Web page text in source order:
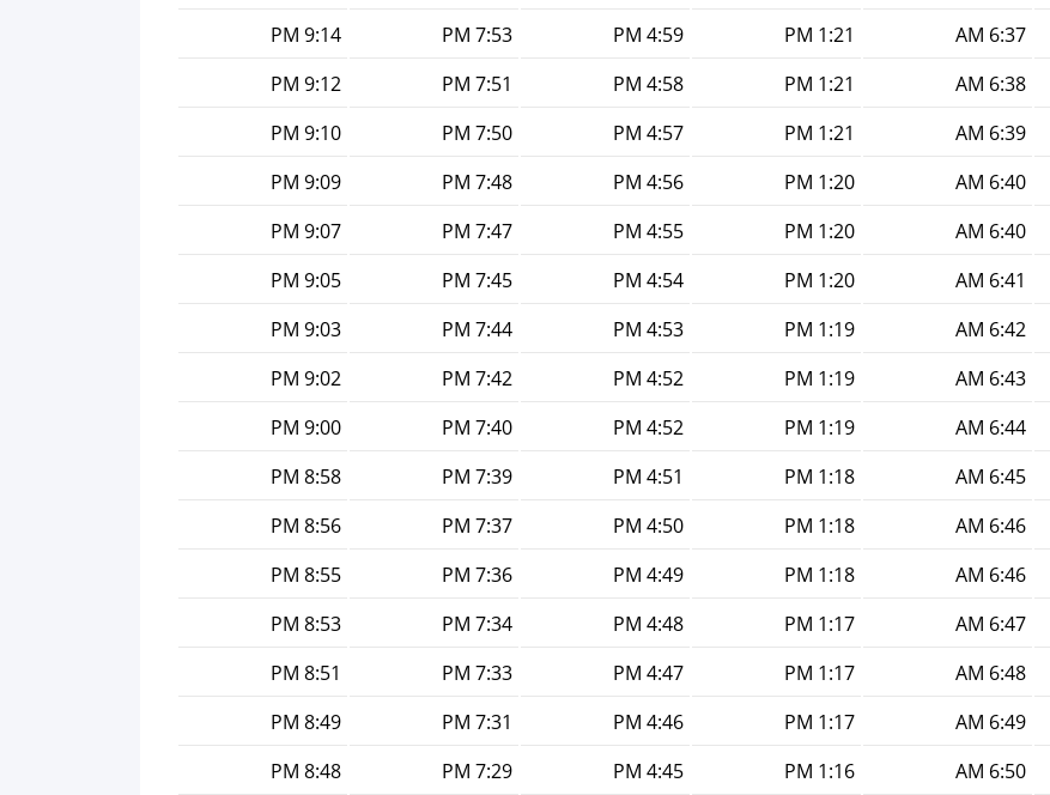
6:37 AM
1:21 PM
4:59 PM
7:53 PM
9:14 PM
6:38 AM
1:21 PM
4:58 PM
7:51 PM
9:12 PM
6:39 AM
1:21 PM
4:57 PM
7:50 PM
9:10 PM
6:40 AM
1:20 PM
4:56 PM
7:48 PM
9:09 PM
6:40 AM
1:20 PM
4:55 PM
7:47 PM
9:07 PM
6:41 AM
1:20 PM
4:54 PM
7:45 PM
9:05 PM
6:42 AM
1:19 PM
4:53 PM
7:44 PM
9:03 PM
6:43 AM
1:19 PM
4:52 PM
7:42 PM
9:02 PM
6:44 AM
1:19 PM
4:52 PM
7:40 PM
9:00 PM
6:45 AM
1:18 PM
4:51 PM
7:39 PM
8:58 PM
6:46 AM
1:18 PM
4:50 PM
7:37 PM
8:56 PM
6:46 AM
1:18 PM
4:49 PM
7:36 PM
8:55 PM
6:47 AM
1:17 PM
4:48 PM
7:34 PM
8:53 PM
6:48 AM
1:17 PM
4:47 PM
7:33 PM
8:51 PM
6:49 AM
1:17 PM
4:46 PM
7:31 PM
8:49 PM
6:50 AM
1:16 PM
4:45 PM
7:29 PM
8:48 PM